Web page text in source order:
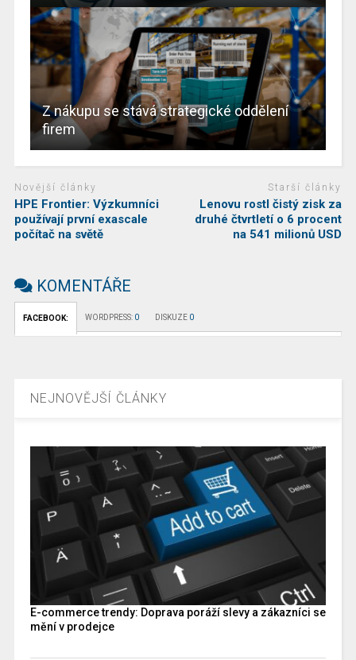
Z nákupu se stává strategické oddělení
firem
Novější články
HPE Frontier: Výzkumníci
používají první exascale
počítač na světě
Starší články
Lenovu rostl čistý zisk za
druhé čtvrtletí o 6 procent
na 541 milionů USD
KOMENTÁŘE
FACEBOOK: WORDPRESS: 0 DISKUZE 0
NEJNOVĚJŠÍ ČLÁNKY
E-commerce trendy: Doprava poráží slevy a zákazníci se
mění v prodejce